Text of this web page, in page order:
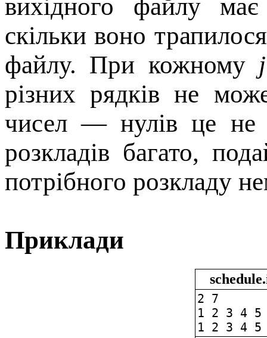
вихідного файлу має
скільки воно
файлу. При кожному j
різних рядків не
чисел — нулів це не
розкладів багато,
потрібного розкладу
Приклади
2 7
1 2 3 4 5
1 2 3 4 5